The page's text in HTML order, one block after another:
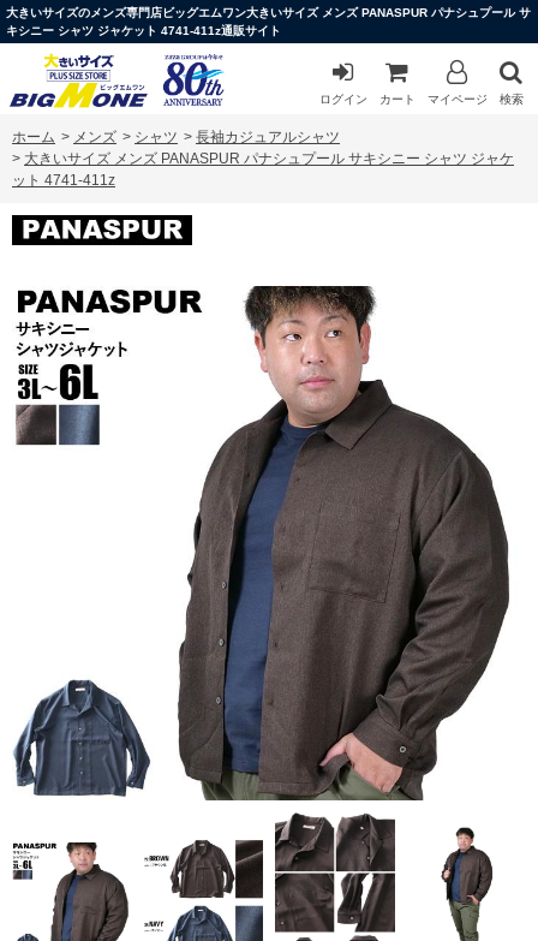
大きいサイズのメンズ専門店ビッグエムワン大きいサイズ メンズ PANASPUR パナシュプール サ
キシニー シャツ ジャケット 4741-411z通販サイト
ログイン カート マイページ 検索
ホーム > メンズ > シャツ > 長袖カジュアルシャツ
> 大きいサイズ メンズ PANASPUR パナシュプール サキシニー シャツ ジャケ
ット 4741-411z